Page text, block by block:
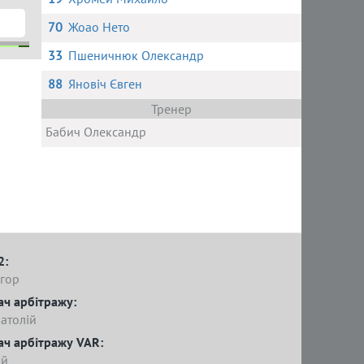
70 Жоао Нето
33 Пшеничнюк Олександр
88 Яновіч Євген
Тренер
Бабич Олександр
арбітражу:
арбітражу VAR: